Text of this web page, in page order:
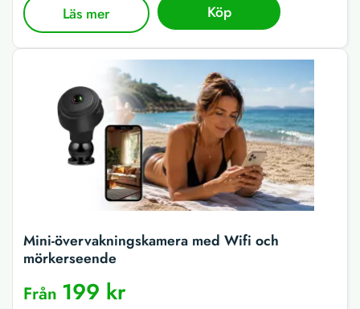
Läs mer Köp
Mini-övervakningskamera med Wifi och
mörkerseende
Från 199 kr